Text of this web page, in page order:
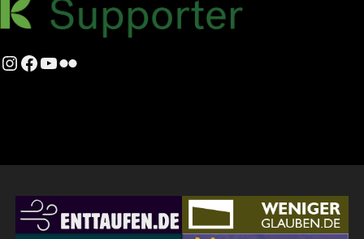
Instagram
Facebook
YouTube
Flickr